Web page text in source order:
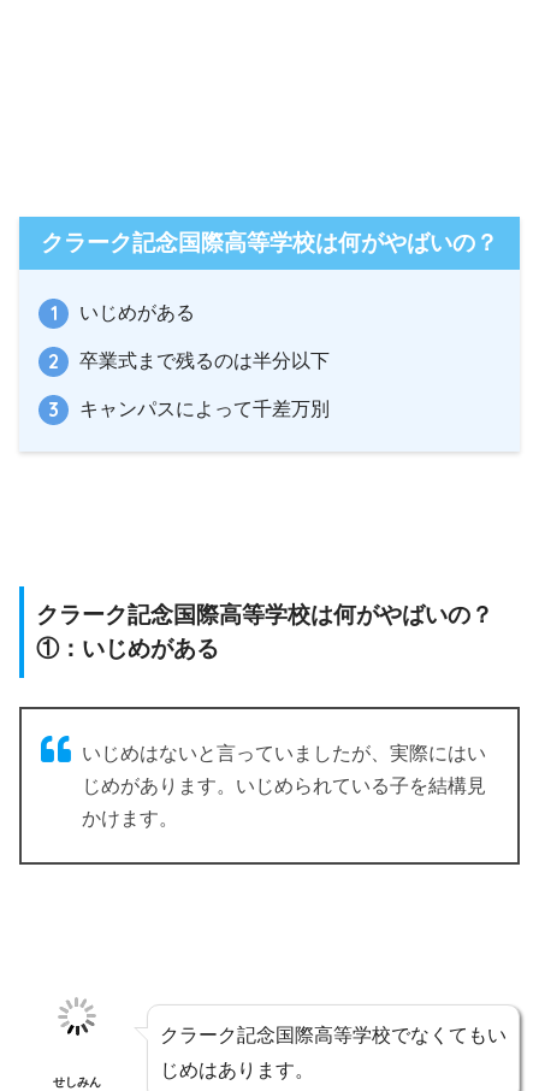
クラーク記念国際高等学校は何がやばいの？
いじめがある
卒業式まで残るのは半分以下
キャンパスによって千差万別
クラーク記念国際高等学校は何がやばいの？
①：いじめがある
いじめはないと言っていましたが、実際にはい
じめがあります。いじめられている子を結構見
かけます。
せしみん
クラーク記念国際高等学校でなくてもい
じめはあります。